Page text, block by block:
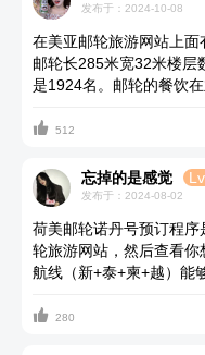
发布于：2024-10-08
在美亚邮轮旅游网站上面
邮轮长285米宽32米楼层
是1924名。邮轮的餐饮
的美食一定会是超级赞
 512
忘掉的是感觉
发布于：2024-08-02
荷美邮轮诺丹号预订程
轮旅游网站，然后查看
航线（新+泰+柬+越）能
着就是很重要的房型选
 280